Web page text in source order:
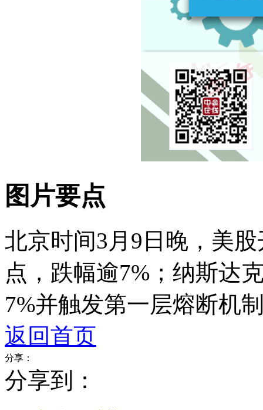
图片要点
北京时间3月9日晚，美
点，跌幅逾7%；纳斯达
7%并触发第一层熔断机
返回首页
分享：
分享到：